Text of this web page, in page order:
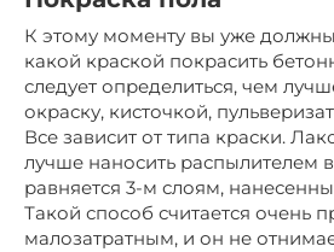
К этому моменту вы уже
какой краской покрасить
следует определиться, чем
окраску, кисточкой,
Все зависит от типа краски.
лучше наносить распылителем в
равняется 3-м слоям,
Такой способ считается очень
малозатратным, и он не